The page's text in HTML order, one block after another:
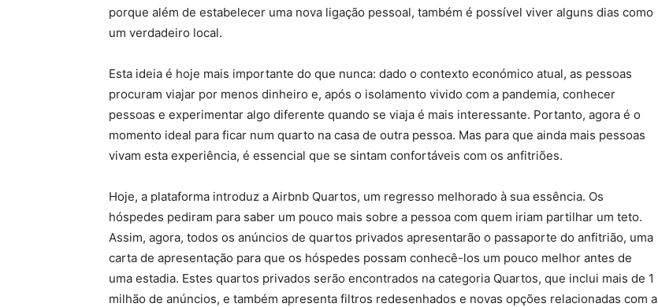
porque além de estabelecer uma nova ligação pessoal, também é possível viver alguns dias como
um verdadeiro local.
Esta ideia é hoje mais importante do que nunca: dado o contexto económico atual, as pessoas
procuram viajar por menos dinheiro e, após o isolamento vivido com a pandemia, conhecer
pessoas e experimentar algo diferente quando se viaja é mais interessante. Portanto, agora é o
momento ideal para ficar num quarto na casa de outra pessoa. Mas para que ainda mais pessoas
vivam esta experiência, é essencial que se sintam confortáveis com os anfitriões.
Hoje, a plataforma introduz a Airbnb Quartos, um regresso melhorado à sua essência. Os
hóspedes pediram para saber um pouco mais sobre a pessoa com quem iriam partilhar um teto.
Assim, agora, todos os anúncios de quartos privados apresentarão o passaporte do anfitrião, uma
carta de apresentação para que os hóspedes possam conhecê-los um pouco melhor antes de
uma estadia. Estes quartos privados serão encontrados na categoria Quartos, que inclui mais de 1
milhão de anúncios, e também apresenta filtros redesenhados e novas opções relacionadas com a